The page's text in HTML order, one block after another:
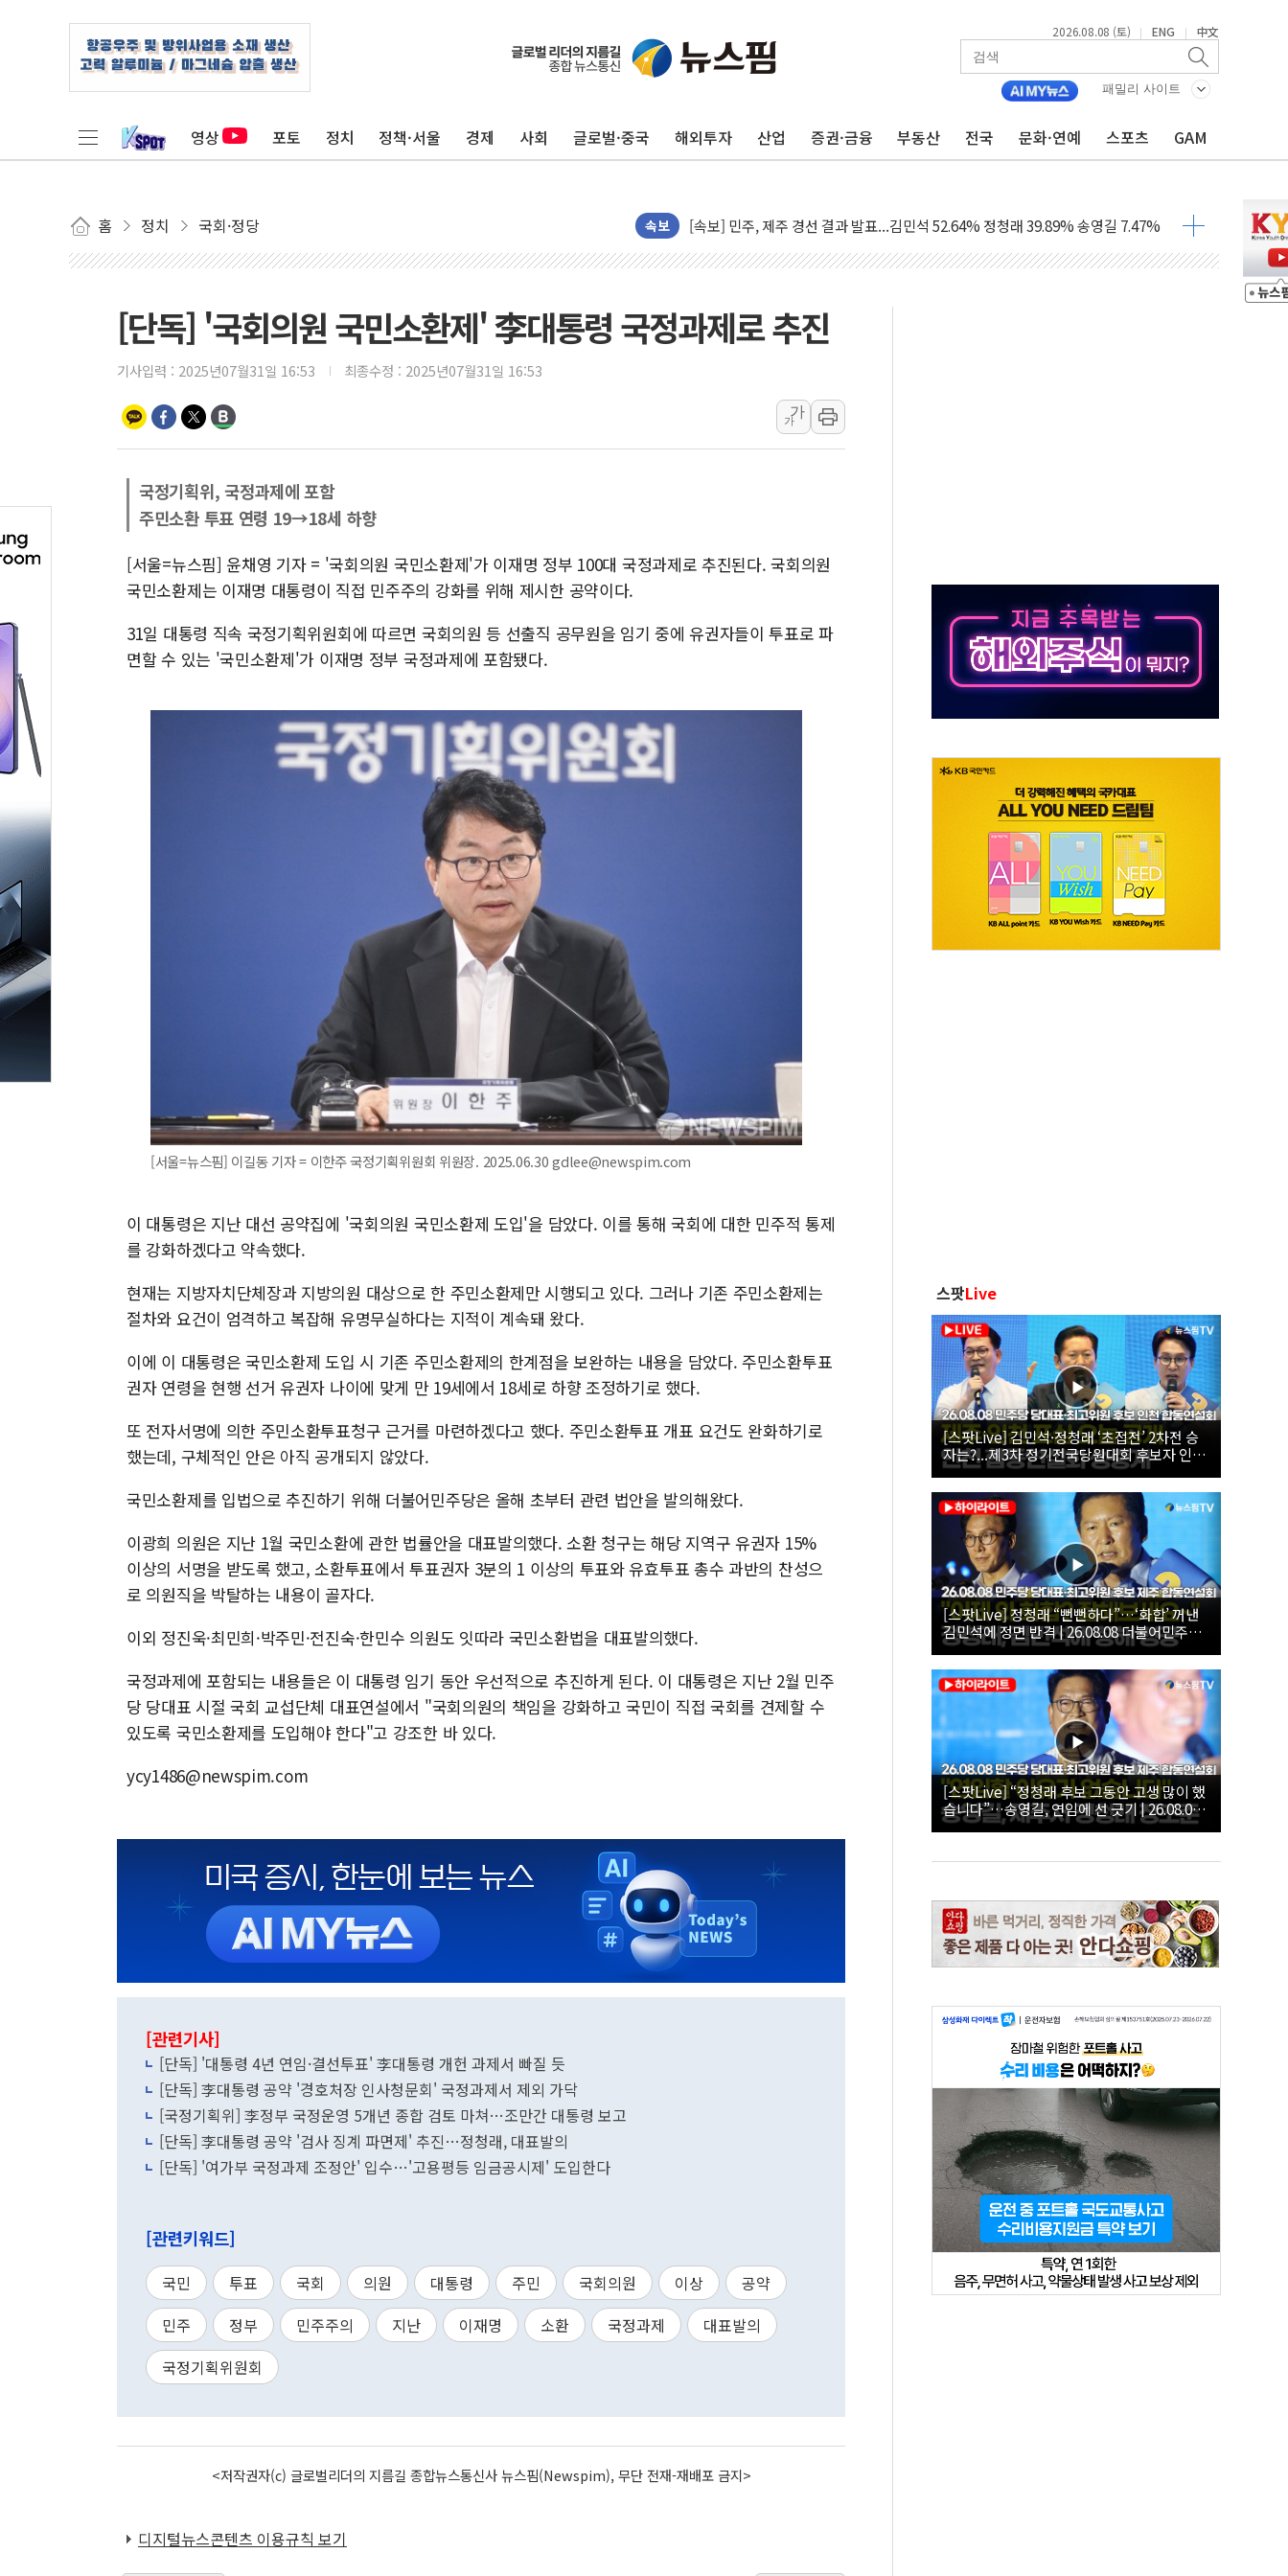
2026.08.08 (토) | ENG | 中文
패밀리 사이트
영상 포토 정치 정책·서울 경제 사회 글로벌·중국 해외투자 산업 증권·금융 부동산 전국 문화·연예 스포츠 GAM
홈 정치 국회·정당 속보
[속보] 민주, 제주·인천 경선 결과 발표...김민석 47.75% 정청래 42.08%
이번주 국내 주요 금융일정(8.10~8.14)
美, 이란전 출구전략 만지작…공습 한계·탄약 부족 현실화
폐기물 수거하다 참변…60대 환경미화원 수거차에 치여 사망
서울 중랑구 주택가서 흉기 난동…60대 남성 2명 숨져
여수 오동도 인근 해상서 모터보트 전복…1명 사망·1명 실종
추미애, '위안부' 피해자 기림의 날 참석..."국제적 시민 연대로 목소리 내야"
인천 선재도 갯벌서 해루질 중 실종 60대 나흘만에 숨진 채 발견
동해중부 전 해상 풍랑주의보…10일까지 최대 3.5m 높은 물결
中 전방위 아파트 부양, 수도 베이징도 부동산 규제 철폐
인제 용대리 계곡서 수위 상승으로 피서객 7명 고립…전원 구조
동해시, 11~14일 '별똥별 멍' 운영…페르세우스 유성우 관측
[단독] '국회의원 국민소환제' 李대통령 국정과제로 추진
기사입력 : 2025년07월31일 16:53 최종수정 : 2025년07월31일 16:53
가
가
국정기획위, 국정과제에 포함
주민소환 투표 연령 19→18세 하향
[서울=뉴스핌] 윤채영 기자 = '국회의원 국민소환제'가 이재명 정부 100대 국정과제로 추진된다. 국회의원
국민소환제는 이재명 대통령이 직접 민주주의 강화를 위해 제시한 공약이다.
31일 대통령 직속 국정기획위원회에 따르면 국회의원 등 선출직 공무원을 임기 중에 유권자들이 투표로 파
면할 수 있는 '국민소환제'가 이재명 정부 국정과제에 포함됐다.
[서울=뉴스핌] 이길동 기자 = 이한주 국정기획위원회 위원장. 2025.06.30 gdlee@newspim.com
이 대통령은 지난 대선 공약집에 '국회의원 국민소환제 도입'을 담았다. 이를 통해 국회에 대한 민주적 통제
를 강화하겠다고 약속했다.
현재는 지방자치단체장과 지방의원 대상으로 한 주민소환제만 시행되고 있다. 그러나 기존 주민소환제는
절차와 요건이 엄격하고 복잡해 유명무실하다는 지적이 계속돼 왔다.
이에 이 대통령은 국민소환제 도입 시 기존 주민소환제의 한계점을 보완하는 내용을 담았다. 주민소환투표
권자 연령을 현행 선거 유권자 나이에 맞게 만 19세에서 18세로 하향 조정하기로 했다.
또 전자서명에 의한 주민소환투표청구 근거를 마련하겠다고 했다. 주민소환투표 개표 요건도 완화하기로
했는데, 구체적인 안은 아직 공개되지 않았다.
국민소환제를 입법으로 추진하기 위해 더불어민주당은 올해 초부터 관련 법안을 발의해왔다.
이광희 의원은 지난 1월 국민소환에 관한 법률안을 대표발의했다. 소환 청구는 해당 지역구 유권자 15%
이상의 서명을 받도록 했고, 소환투표에서 투표권자 3분의 1 이상의 투표와 유효투표 총수 과반의 찬성으
로 의원직을 박탈하는 내용이 골자다.
이외 정진욱·최민희·박주민·전진숙·한민수 의원도 잇따라 국민소환법을 대표발의했다.
국정과제에 포함되는 내용들은 이 대통령 임기 동안 우선적으로 추진하게 된다. 이 대통령은 지난 2월 민주
당 당대표 시절 국회 교섭단체 대표연설에서 "국회의원의 책임을 강화하고 국민이 직접 국회를 견제할 수
있도록 국민소환제를 도입해야 한다"고 강조한 바 있다.
ycy1486@newspim.com
[관련기사]
[단독] '대통령 4년 연임·결선투표' 李대통령 개헌 과제서 빠질 듯
[단독] 李대통령 공약 '경호처장 인사청문회' 국정과제서 제외 가닥
[국정기획위] 李정부 국정운영 5개년 종합 검토 마쳐…조만간 대통령 보고
[단독] 李대통령 공약 '검사 징계 파면제' 추진…정청래, 대표발의
[단독] '여가부 국정과제 조정안' 입수…'고용평등 임금공시제' 도입한다
[관련키워드]
국민 투표 국회 의원 대통령 주민 국회의원 이상
공약
민주
정부 민주주의 지난 이재명 소환 국정과제
대표발의
국정기획위원회
<저작권자(c) 글로벌리더의 지름길 종합뉴스통신사 뉴스핌(Newspim), 무단 전재-재배포 금지>
디지털뉴스콘텐츠 이용규칙 보기
스팟Live
[스팟Live] 김민석·정청래 ‘초접전’ 2차전 승
자는?...제3차 정기전국당원대회 후보자 인천
합동연설회 생중계 | 26.08.08
[스팟Live] 정청래 “뻔뻔하다”…‘화합’ 꺼낸
김민석에 정면 반격 | 26.08.08 더불어민주당
당대표·최고위원 후보 제주 합동연설회
[스팟Live] “정청래 후보 그동안 고생 많이 했
습니다”…송영길, 연임에 선 긋기 | 26.08.08
더불어민주당 당대표·최고위원 후보 제주 합